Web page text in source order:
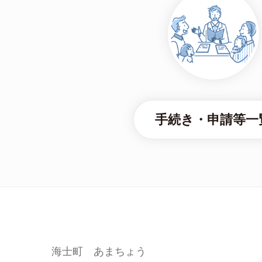
手続き・申請等一
海士町 あまちょう